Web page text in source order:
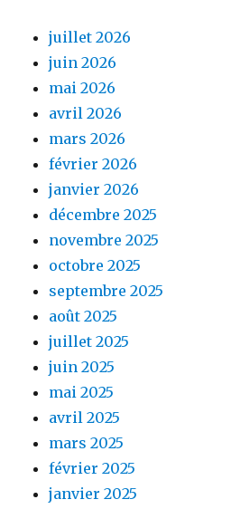
juillet 2026
juin 2026
mai 2026
avril 2026
mars 2026
février 2026
janvier 2026
décembre 2025
novembre 2025
octobre 2025
septembre 2025
août 2025
juillet 2025
juin 2025
mai 2025
avril 2025
mars 2025
février 2025
janvier 2025